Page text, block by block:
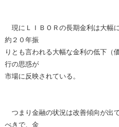
現にＬＩＢＯＲの長期金利は大幅
約２０年振
りとも言われる大幅な金利の低下（
行の思惑が
市場に反映されている。
つまり金融の状況は改善傾向が出
べきで、金